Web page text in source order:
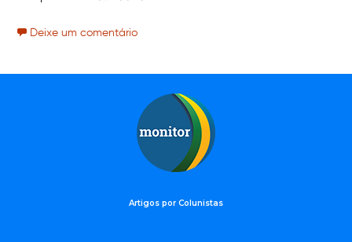
Deixe um comentário
Artigos por Colunistas